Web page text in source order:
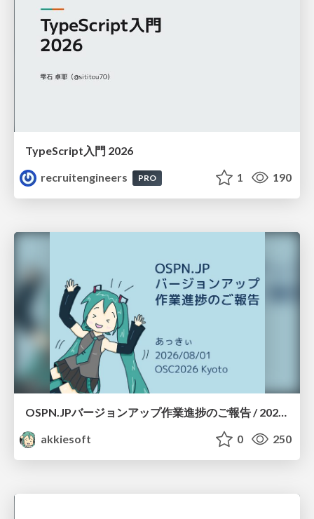
TypeScript入門 2026
recruitengineers
PRO 1 190
akkiesoft
0 250